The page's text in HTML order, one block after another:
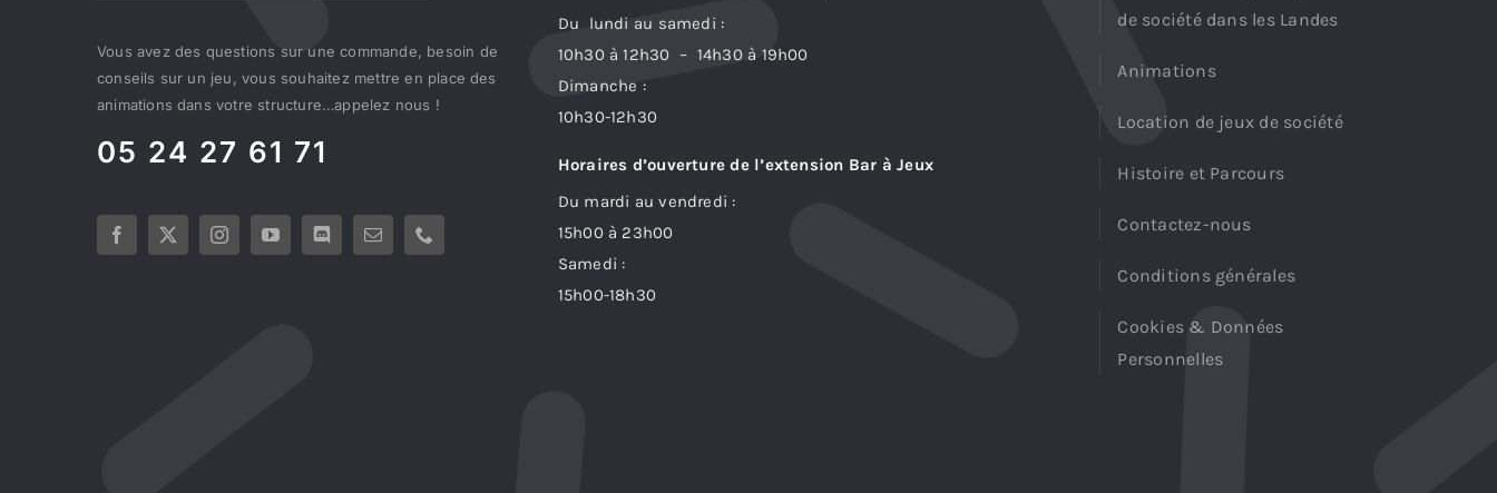
Vous avez des questions sur une commande, besoin de
conseils sur un jeu, vous souhaitez mettre en place des
animations dans votre structure…appelez nous !
05 24 27 61 71
Du lundi au samedi :
10h30 à 12h30 – 14h30 à 19h00
Dimanche :
10h30-12h30
Horaires d’ouverture de l’extension Bar à Jeux
Du mardi au vendredi :
15h00 à 23h00
Samedi :
15h00-18h30
de société dans les Landes
Animations
Location de jeux de société
Histoire et Parcours
Contactez-nous
Conditions générales
Cookies & Données
Personnelles